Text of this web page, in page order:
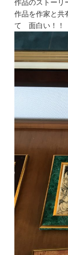
作品のストーリ
作品を作家と
て 面白い！！